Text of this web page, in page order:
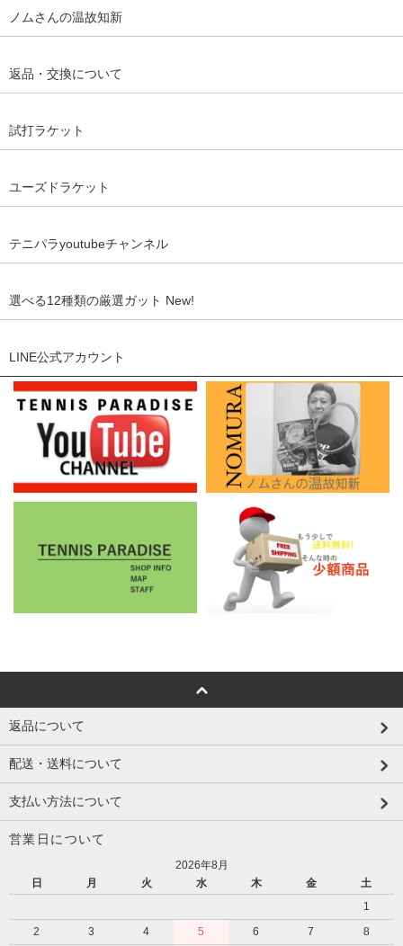
ノムさんの温故知新
返品・交換について
試打ラケット
ユーズドラケット
テニパラyoutubeチャンネル
選べる12種類の厳選ガット New!
LINE公式アカウント
返品について
配送・送料について
支払い方法について
営業日について
2026年8月
日
月 火 水 木 金
土
1
2
3 4 5 6 7
8